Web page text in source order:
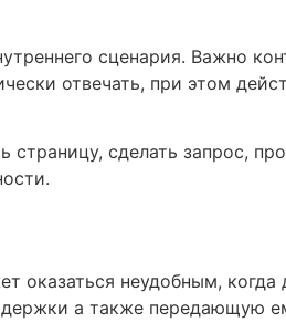
сценария. Важно
отвечать, при этом
сделать запрос,
оказаться неудобным, когда
а также передающую